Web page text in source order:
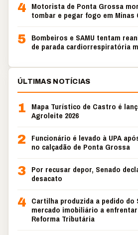
4 Motorista de Ponta Grossa
tombar e pegar fogo em Minas
5 Bombeiros e SAMU tentam
de parada cardiorrespiratória
ÚLTIMAS NOTÍCIAS
1
Mapa Turístico de Castro é
Agroleite 2026
2
Funcionário é levado à UPA
no calçadão de Ponta Grossa
3 Por recusar depor, Senado
desacato
4 Cartilha produzida a pedido do
mercado imobiliário a
Reforma Tributária